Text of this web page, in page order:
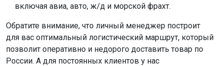
включая авиа, авто, ж/д и морской фрахт.
Обратите внимание, что личный менеджер построит
для вас оптимальный логистический маршрут, который
позволит оперативно и недорого доставить товар по
России. А для постоянных клиентов у нас